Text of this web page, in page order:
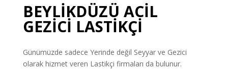
BEYLİKDÜZÜ ACİL
GEZİCİ LASTİKÇİ
Günümüzde sadece Yerinde değil Seyyar ve Gezici
olarak hizmet veren Lastikçi firmaları da bulunur.